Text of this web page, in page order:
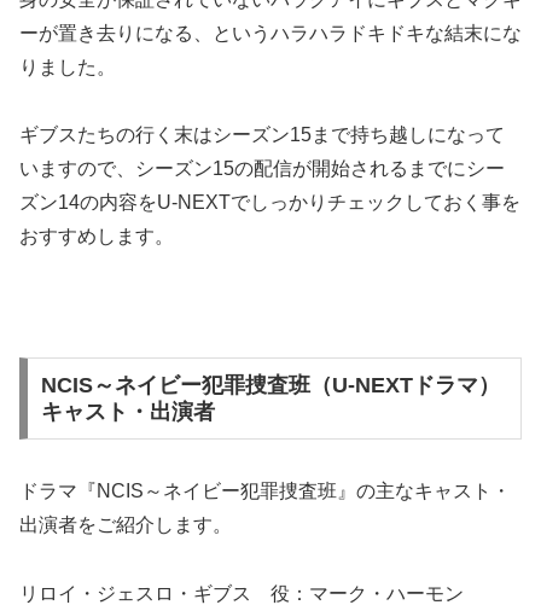
ーが置き去りになる、というハラハラドキドキな結末にな
りました。
ギブスたちの行く末はシーズン15まで持ち越しになって
いますので、シーズン15の配信が開始されるまでにシー
ズン14の内容をU-NEXTでしっかりチェックしておく事を
おすすめします。
NCIS～ネイビー犯罪捜査班（U-NEXTドラマ）
キャスト・出演者
ドラマ『NCIS～ネイビー犯罪捜査班』の主なキャスト・
出演者をご紹介します。
リロイ・ジェスロ・ギブス 役：マーク・ハーモン